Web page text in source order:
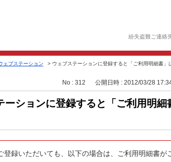
紛失盗難ご連絡
ェブステーション > ウェブステーションに登録すると「ご利用明細書」
No : 312 公開日時 : 2012/03/28
ーションに登録すると「ご利用明細
登録いただいても、以下の場合は、ご利用明細書が